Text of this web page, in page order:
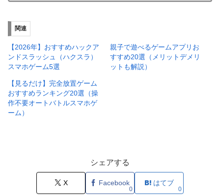
関連
【2026年】おすすめハックア
ンドスラッシュ（ハクスラ）
スマホゲーム5選
親子で遊べるゲームアプリお
すすめ20選（メリットデメリ
ットも解説）
【見るだけ】完全放置ゲーム
おすすめランキング20選（操
作不要オートバトルスマホゲ
ーム）
シェアする
X Facebook
0
はてブ
0